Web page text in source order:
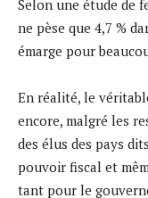
Selon une étude de
ne pèse que 4,7 %
émarge pour
En réalité, le
encore, malgré les
des élus des pays
pouvoir fiscal et
tant pour le